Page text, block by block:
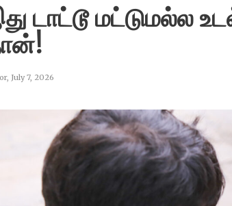
டாட்டூ மட்டுமல்ல
, July 7, 2026